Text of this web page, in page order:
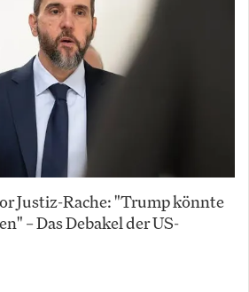
Justiz-Rache: "Trump könnte
– Das Debakel der US-